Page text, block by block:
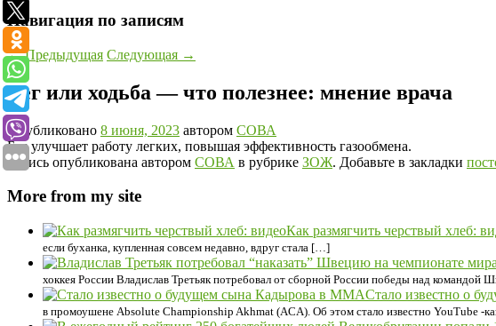
Навигация по записям
←Предыдущая Следующая →
Бег или ходьба — что полезнее: мнение врача
Опубликовано 8 июня, 2023 автором СОВА
Бег улучшает работу легких, повышая эффективность газообмена.
Запись опубликована автором СОВА в рубрике ЗОЖ. Добавьте в закладки
More from my site
Как размягчить черствый хлеб:
если буханка, купленная совсем недавно, вдруг стала […]
хоккея России Владислав Третьяк потребовал от сборной России победы над
Стало известно о
в промоушене Absolute Championship Akhmat (ACA). Об этом стало известно YouTube -